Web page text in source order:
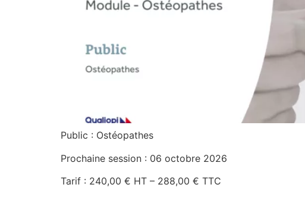
Public : Ostéopathes
Prochaine session : 06 octobre 2026
Tarif : 240,00 € HT – 288,00 € TTC